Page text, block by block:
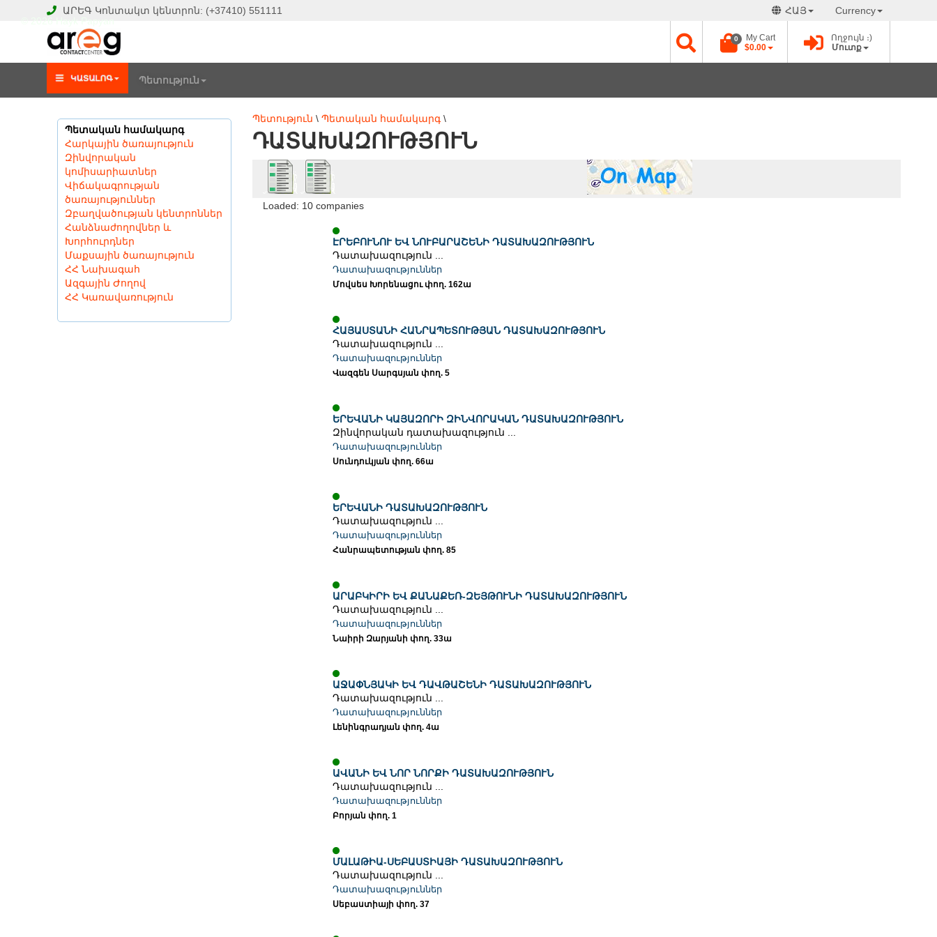
ԱՐԵԳ Կոնտակտ կենտրոն: (+37410) 551111 ՀԱՅ Currency
My Cart
0
$0.00
Ողջույն ։)
Մուտք
Պետություն
Պետական համակարգ
Հարկային ծառայություն
Զինվորական
կոմիսարիատներ
Վիճակագրության
ծառայություններ
Զբաղվածության կենտրոններ
Հանձնաժողովներ և
Խորհուրդներ
Մաքսային ծառայություն
ՀՀ Նախագահ
Ազգային Ժողով
ՀՀ Կառավառություն
Պետություն \ Պետական համակարգ \
ԴԱՏԱԽԱԶՈՒԹՅՈՒՆ
Loaded: 10 companies
ԷՐԵԲՈՒՆՈՒ ԵՎ ՆՈՒԲԱՐԱՇԵՆԻ ԴԱՏԱԽԱԶՈՒԹՅՈՒՆ
Դատախազություն ...
Դատախազություններ
Մովսես Խորենացու փող. 162ա
ՀԱՅԱՍՏԱՆԻ ՀԱՆՐԱՊԵՏՈՒԹՅԱՆ ԴԱՏԱԽԱԶՈՒԹՅՈՒՆ
Դատախազություն ...
Դատախազություններ
Վազգեն Սարգսյան փող. 5
ԵՐԵՎԱՆԻ ԿԱՅԱԶՈՐԻ ԶԻՆՎՈՐԱԿԱՆ ԴԱՏԱԽԱԶՈՒԹՅՈՒՆ
Զինվորական դատախազություն ...
Դատախազություններ
Սունդուկյան փող. 66ա
ԵՐԵՎԱՆԻ ԴԱՏԱԽԱԶՈՒԹՅՈՒՆ
Դատախազություն ...
Դատախազություններ
Հանրապետության փող. 85
ԱՐԱԲԿԻՐԻ ԵՎ ՔԱՆԱՔԵՌ-ԶԵՅԹՈՒՆԻ ԴԱՏԱԽԱԶՈՒԹՅՈՒՆ
Դատախազություն ...
Դատախազություններ
Նաիրի Զարյանի փող. 33ա
ԱՋԱՓՆՅԱԿԻ ԵՎ ԴԱՎԹԱՇԵՆԻ ԴԱՏԱԽԱԶՈՒԹՅՈՒՆ
Դատախազություն ...
Դատախազություններ
Լենինգրադյան փող. 4ա
ԱՎԱՆԻ ԵՎ ՆՈՐ ՆՈՐՔԻ ԴԱՏԱԽԱԶՈՒԹՅՈՒՆ
Դատախազություն ...
Դատախազություններ
Բորյան փող. 1
ՄԱԼԱԹԻԱ-ՍԵԲԱՍՏԻԱՅԻ ԴԱՏԱԽԱԶՈՒԹՅՈՒՆ
Դատախազություն ...
Դատախազություններ
Սեբաստիայի փող. 37